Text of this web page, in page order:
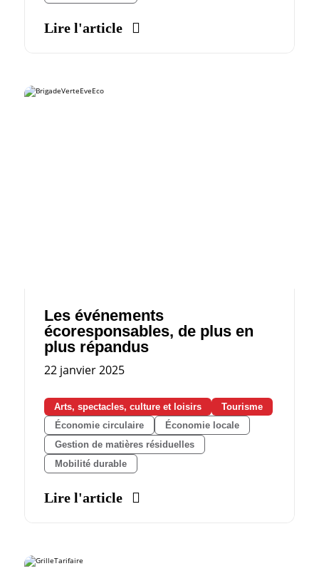
Lire l'article
Les événements
écoresponsables, de plus en
plus répandus
22 janvier 2025
Arts, spectacles, culture et loisirs
Tourisme
Économie circulaire
Économie locale
Gestion de matières résiduelles
Mobilité durable
Lire l'article